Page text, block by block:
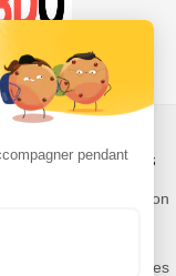
À propos
Notre mission
Témoignages